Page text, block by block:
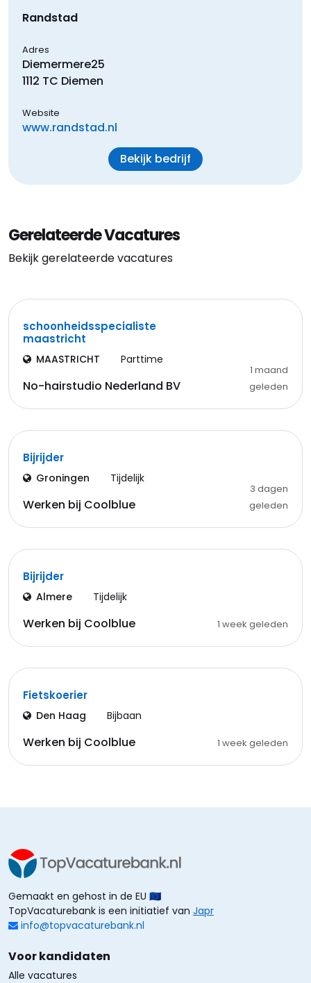
Randstad
Adres
Diemermere25
1112 TC Diemen
Website
www.randstad.nl
Bekijk bedrijf
Gerelateerde Vacatures
Bekijk gerelateerde vacatures
schoonheidsspecialiste
maastricht
MAASTRICHT Parttime
No-hairstudio Nederland BV
1 maand
geleden
Bijrijder
Groningen Tijdelijk
Werken bij Coolblue
3 dagen
geleden
Bijrijder
Almere Tijdelijk
Werken bij Coolblue 1 week geleden
Fietskoerier
Den Haag Bijbaan
Werken bij Coolblue 1 week geleden
Gemaakt en gehost in de EU 🇪🇺
TopVacaturebank is een initiatief van Japr
info@topvacaturebank.nl
Voor kandidaten
Alle vacatures